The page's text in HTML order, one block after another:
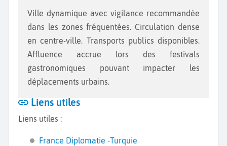
Ville dynamique avec vigilance recommandée
dans les zones fréquentées. Circulation dense
en centre-ville. Transports publics disponibles.
Affluence accrue lors des festivals
gastronomiques pouvant impacter les
déplacements urbains.
Liens utiles
Liens utiles :
France Diplomatie -Turquie